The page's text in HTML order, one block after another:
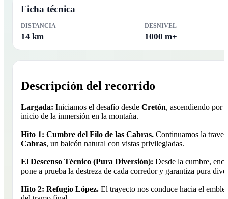
Ficha técnica
DISTANCIA
14 km
DESNIVEL
1000 m+
Descripción del recorrido
Largada: Iniciamos el desafío desde Cretón, ascendiendo por
inicio de la inmersión en la montaña.
Hito 1: Cumbre del Filo de las Cabras. Continuamos la
Cabras, un balcón natural con vistas privilegiadas.
El Descenso Técnico (Pura Diversión): Desde la cumbre,
pone a prueba la destreza de cada corredor y garantiza pura
Hito 2: Refugio López. El trayecto nos conduce hacia el